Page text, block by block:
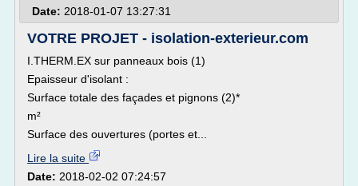
Date: 2018-01-07 13:27:31
VOTRE PROJET - isolation-exterieur.com
I.THERM.EX sur panneaux bois (1)
Epaisseur d'isolant :
Surface totale des façades et pignons (2)*
m²
Surface des ouvertures (portes et...
Lire la suite
Date: 2018-02-02 07:24:57